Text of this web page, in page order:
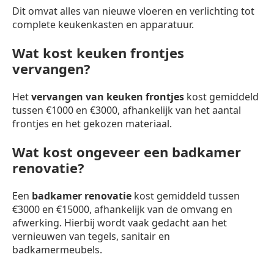
Dit omvat alles van nieuwe vloeren en verlichting tot
complete keukenkasten en apparatuur.
Wat kost keuken frontjes
vervangen?
Hetvervangen van keuken frontjes kost gemiddeld
tussen €1000 en €3000, afhankelijk van het aantal
frontjes en het gekozen materiaal.
Wat kost ongeveer een badkamer
renovatie?
Een badkamer renovatie kost gemiddeld tussen
€3000 en €15000, afhankelijk van de omvang en
afwerking. Hierbij wordt vaak gedacht aan het
vernieuwen van tegels, sanitair en
badkamermeubels.